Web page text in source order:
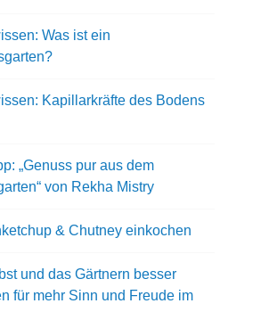
Was ist ein
Kapillarkräfte des Bodens
„Genuss pur aus dem
von Rekha Mistry
& Chutney einkochen
und das Gärtnern besser
für mehr Sinn und Freude im